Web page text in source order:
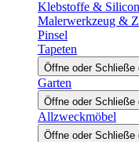
Klebstoffe &
Malerwerkzeug &
Pinsel
Tapeten
Öffne oder Schließe
Garten
Öffne oder Schließe
Allzweckmöbel
Öffne oder Schließe